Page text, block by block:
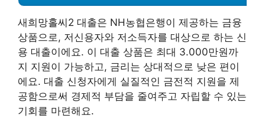
새희망홀씨2 대출은 NH농협은행이 제공하는 금융
상품으로, 저신용자와 저소득자를 대상으로 하는 신
용 대출이에요. 이 대출 상품은 최대 3.000만원까
지 지원이 가능하고, 금리는 상대적으로 낮은 편이
에요. 대출 신청자에게 실질적인 금전적 지원을 제
공함으로써 경제적 부담을 줄여주고 자립할 수 있는
기회를 마련해요.